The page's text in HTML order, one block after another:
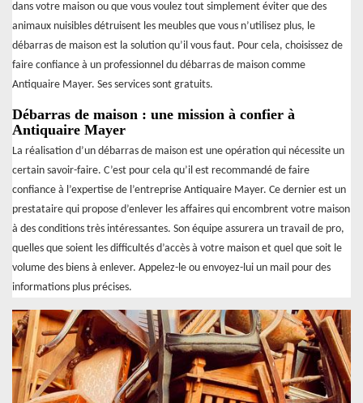
dans votre maison ou que vous voulez tout simplement éviter que des
animaux nuisibles détruisent les meubles que vous n’utilisez plus, le
débarras de maison est la solution qu’il vous faut. Pour cela, choisissez de
faire confiance à un professionnel du débarras de maison comme
Antiquaire Mayer. Ses services sont gratuits.
Débarras de maison : une mission à confier à
Antiquaire Mayer
La réalisation d’un débarras de maison est une opération qui nécessite un
certain savoir-faire. C’est pour cela qu’il est recommandé de faire
confiance à l’expertise de l’entreprise Antiquaire Mayer. Ce dernier est un
prestataire qui propose d’enlever les affaires qui encombrent votre maison
à des conditions très intéressantes. Son équipe assurera un travail de pro,
quelles que soient les difficultés d’accès à votre maison et quel que soit le
volume des biens à enlever. Appelez-le ou envoyez-lui un mail pour des
informations plus précises.